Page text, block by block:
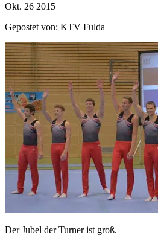
Okt. 26 2015
Gepostet von: KTV Fulda
Der Jubel der Turner ist groß.